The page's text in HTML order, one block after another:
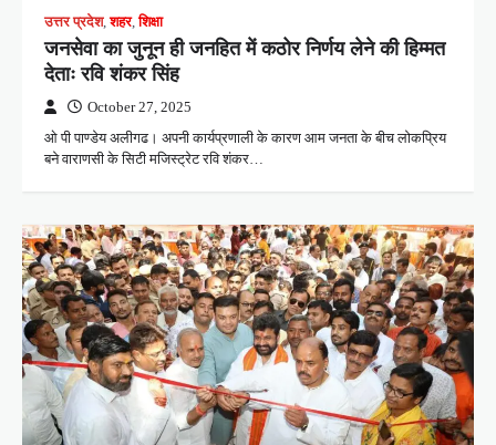
उत्तर प्रदेश,शहर,शिक्षा
जनसेवा का जुनून ही जनहित में कठोर निर्णय लेने की हिम्मत
देताः रवि शंकर सिंह
October 27, 2025
ओ पी पाण्डेय अलीगढ। अपनी कार्यप्रणाली के कारण आम जनता के बीच लोकप्रिय
बने वाराणसी के सिटी मजिस्ट्रेट रवि शंकर…